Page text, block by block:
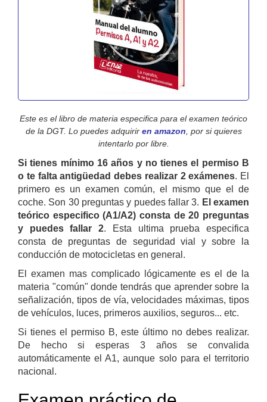
Este es el libro de materia especifica para el examen teórico
de la DGT. Lo puedes adquirir en amazon , por si quieres
intentarlo por libre.
Si tienes mínimo 16 años y no tienes el permiso B
o te falta antigüedad debes realizar 2 exámenes. El
primero es un examen común, el mismo que el de
coche. Son 30 preguntas y puedes fallar 3. El examen
teórico especifico (A1/A2) consta de 20 preguntas
y puedes fallar 2. Esta ultima prueba especifica
consta de preguntas de seguridad vial y sobre la
conducción de motocicletas en general.
El examen mas complicado lógicamente es el de la
materia "común" donde tendrás que aprender sobre la
señalización, tipos de vía, velocidades máximas, tipos
de vehículos, luces, primeros auxilios, seguros... etc.
Si tienes el permiso B, este último no debes realizar.
De hecho si esperas 3 años se convalida
automáticamente el A1, aunque solo para el territorio
nacional.